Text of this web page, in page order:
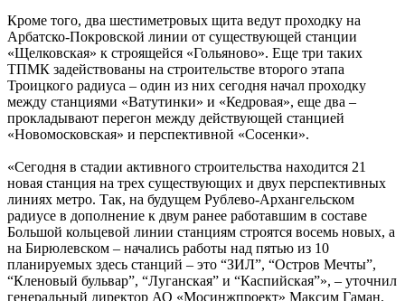
Кроме того, два шестиметровых щита ведут проходку на
Арбатско-Покровской линии от существующей станции
«Щелковская» к строящейся «Гольяново». Еще три таких
ТПМК задействованы на строительстве второго этапа
Троицкого радиуса – один из них сегодня начал проходку
между станциями «Ватутинки» и «Кедровая», еще два –
прокладывают перегон между действующей станцией
«Новомосковская» и перспективной «Сосенки».
«Сегодня в стадии активного строительства находится 21
новая станция на трех существующих и двух перспективных
линиях метро. Так, на будущем Рублево-Архангельском
радиусе в дополнение к двум ранее работавшим в составе
Большой кольцевой линии станциям строятся восемь новых, а
на Бирюлевском – начались работы над пятью из 10
планируемых здесь станций – это “ЗИЛ”, “Остров Мечты”,
“Кленовый бульвар”, “Луганская” и “Каспийская”», – уточнил
генеральный директор АО «Мосинжпроект» Максим Гаман.